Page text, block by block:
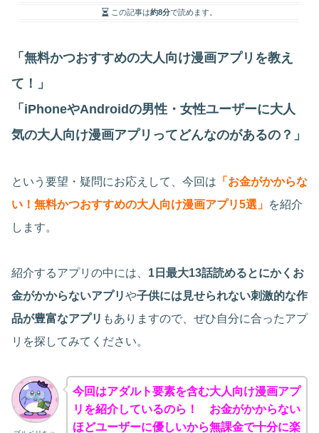
この記事は約8分で読めます。
「無料かつおすすめの大人向け漫画アプリを教え
て！」
「iPhoneやAndroidの男性・女性ユーザーに大人
気の大人向け漫画アプリってどんなのがあるの？」
という要望・疑問にお応えして、今回は 「お金がかからな
い！無料かつおすすめの大人向け漫画アプリ5選」 を紹介
します。
紹介するアプリの中には、 1日最大13話読めるとにかくお
金がかからないアプリや子供には見せられない刺激的な作
品が豊富なアプリ もありますので、ぜひ自分に合ったアプ
リを探してみてください。
今回はアダルト要素を含む大人向け漫画アプ
リを紹介しているのら！ お金がかからない
ほどユーザーに優しいから無課金で十分に楽